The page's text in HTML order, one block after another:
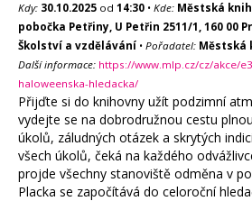
Kdy: 30.10.2025 od 14:30 • Kde: Městská
pobočka Petřiny, U Petřin 2511/1, 160 00
Školství a vzdělávání • Pořadatel: Městská
Další informace: https://www.mlp.cz/cz/akce/
haloweenska-hledacka/
Přijďte si do knihovny užít podzimní
vydejte se na dobrodružnou cestu
úkolů, záludných otázek a skrytých
všech úkolů, čeká na každého
projde všechny stanoviště odměna v
Placka se započítává do celoroční